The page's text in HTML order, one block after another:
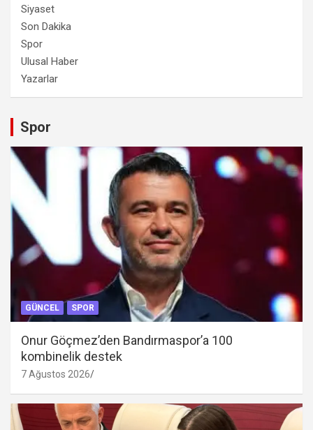
Siyaset
Son Dakika
Spor
Ulusal Haber
Yazarlar
Spor
GÜNCEL SPOR
Onur Göçmez’den Bandırmaspor’a 100
kombinelik destek
7 Ağustos 2026